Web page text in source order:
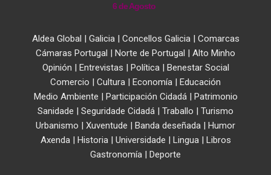
6 de Agosto
Aldea Global | Galicia| Concellos Galicia| Comarcas
Cámaras Portugal | Norte de Portugal | Alto Minho
Opinión | Entrevistas | Política| Benestar Social
Comercio | Cultura | Economía | Educación
Medio Ambiente | Participación Cidadá| Patrimonio
Sanidade | Seguridade Cidadá | Traballo | Turismo
Urbanismo | Xuventude | Banda deseñada | Humor
Axenda| Historia| Universidade | Lingua| Libros
Gastronomía | Deporte